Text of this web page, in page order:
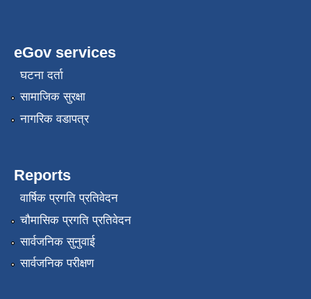
eGov services
घटना दर्ता
सामाजिक सुरक्षा
नागरिक वडापत्र
Reports
वार्षिक प्रगति प्रतिवेदन
चौमासिक प्रगति प्रतिवेदन
सार्वजनिक सुनुवाई
सार्वजनिक परीक्षण